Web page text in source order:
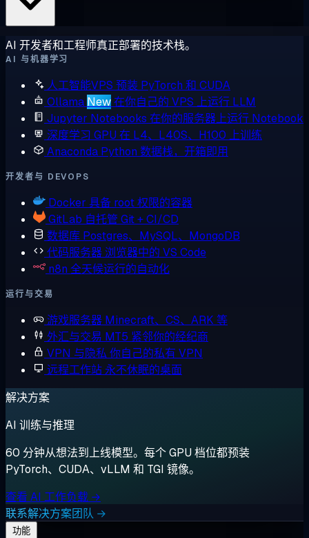
AI 开发者和工程师真正部署的技术栈。
AI 与机器学习
人工智能VPS 预装 PyTorch 和 CUDA
Ollama New在你自己的 VPS 上运行 LLM
Jupyter Notebooks 在你的服务器上运行 Notebook
深度学习 GPU 在 L4、L40S、H100 上训练
Anaconda Python 数据栈，开箱即用
开发者与 DEVOPS
Docker 具备 root 权限的容器
GitLab 自托管 Git + CI/CD
数据库 Postgres、MySQL、MongoDB
代码服务器 浏览器中的 VS Code
n8n 全天候运行的自动化
运行与交易
游戏服务器 Minecraft、CS、ARK 等
外汇与交易 MT5 紧邻你的经纪商
VPN 与隐私 你自己的私有 VPN
远程工作站 永不休眠的桌面
解决方案
AI 训练与推理
60 分钟从想法到上线模型。每个 GPU 档位都预装
PyTorch、CUDA、vLLM 和 TGI 镜像。
查看 AI 工作负载 →
联系解决方案团队 →